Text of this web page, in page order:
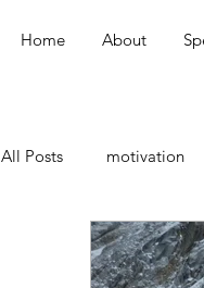
Home About
All Posts motivation
Education